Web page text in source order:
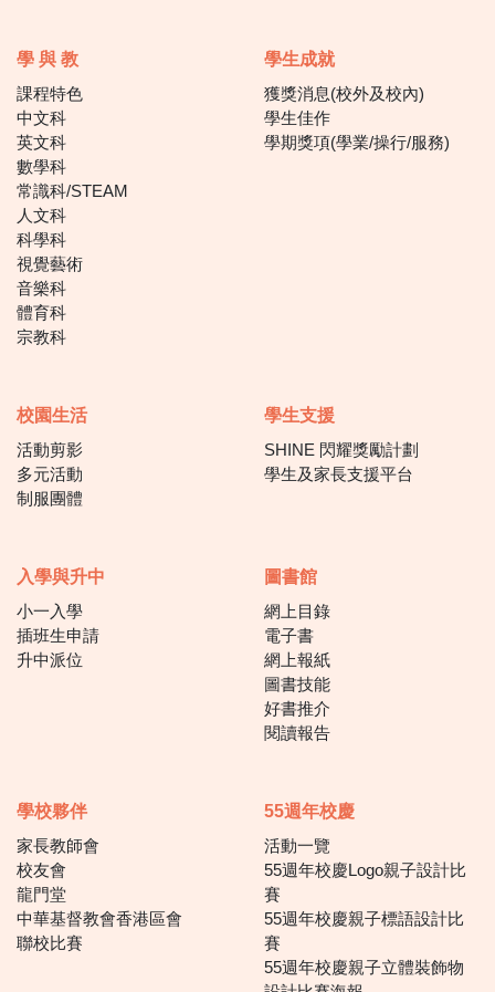
學 與 教
課程特色
中文科
英文科
數學科
常識科/STEAM
人文科
科學科
視覺藝術
音樂科
體育科
宗教科
學生成就
獲獎消息(校外及校內)
學生佳作
學期獎項(學業/操行/服務)
校園生活
活動剪影
多元活動
制服團體
學生支援
SHINE 閃耀獎勵計劃
學生及家長支援平台
入學與升中
小一入學
插班生申請
升中派位
圖書館
網上目錄
電子書
網上報紙
圖書技能
好書推介
閱讀報告
學校夥伴
家長教師會
校友會
龍門堂
中華基督教會香港區會
聯校比賽
55週年校慶
活動一覽
55週年校慶Logo親子設計比
賽
55週年校慶親子標語設計比
賽
55週年校慶親子立體裝飾物